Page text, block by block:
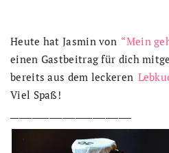
Heute hat Jasmin von “Mein
einen Gastbeitrag für dich
bereits aus dem leckeren
Viel Spaß!